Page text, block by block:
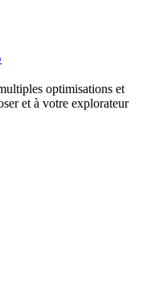
optimisations et
et à votre explorateur